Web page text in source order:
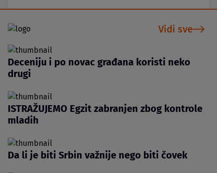
Vidi sve
Deceniju i po novac građana koristi neko
drugi
ISTRAŽUJEMO Egzit zabranjen zbog kontrole
mladih
Da li je biti Srbin važnije nego biti čovek